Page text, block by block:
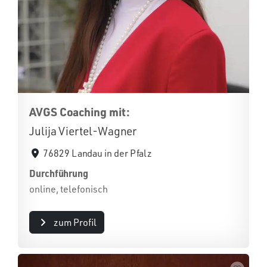
AVGS Coaching mit:
Julija Viertel-Wagner
76829 Landau in der Pfalz
Durchführung
online, telefonisch
zum Profil